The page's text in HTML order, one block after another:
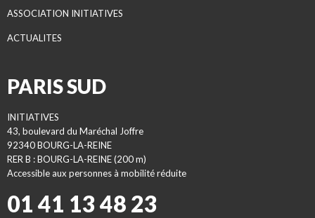
ASSOCIATION INITIATIVES
ACTUALITES
PARIS SUD
INITIATIVES
43, boulevard du Maréchal Joffre
92340 BOURG-LA-REINE
RER B : BOURG-LA-REINE (200 m)
Accessible aux personnes à mobilité réduite
01 41 13 48 23